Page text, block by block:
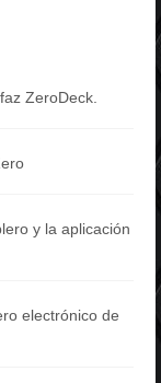
ZeroDeck.
y la aplicación
electrónico de